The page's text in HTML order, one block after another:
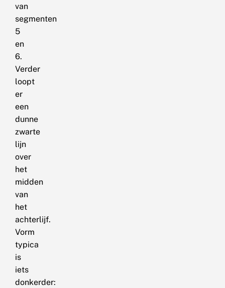
van
segmenten
5
en
6.
Verder
loopt
er
een
dunne
zwarte
lijn
over
het
midden
van
het
achterlijf.
Vorm
typica
is
iets
donkerder: